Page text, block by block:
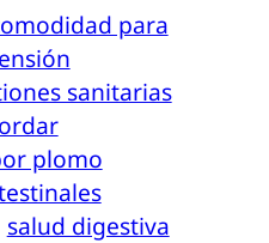
para
sanitarias
plomo
salud digestiva